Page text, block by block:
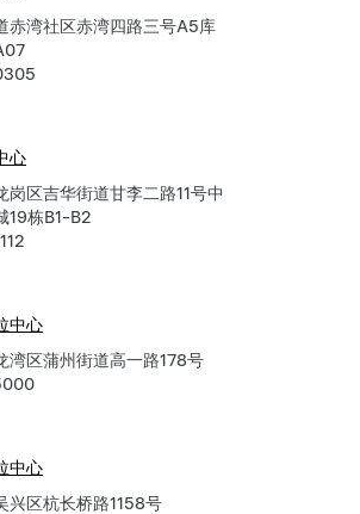
赤湾社区赤湾四路三号A5库
心
岗区吉华街道甘李二路11号中
19栋B1-B2
中心
湾区蒲州街道高一路178号
中心
兴区杭长桥路1158号